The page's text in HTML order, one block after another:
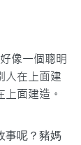
像一個聰明
人在上面建
面建造。
事呢？豬媽